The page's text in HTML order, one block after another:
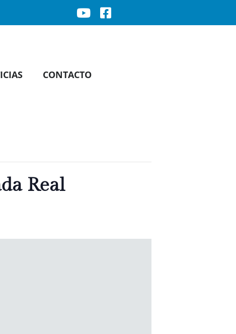
CONTACTO
Real